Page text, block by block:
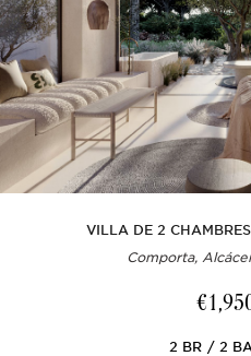
VILLA DE 2
Comporta,
2 BR 2 BA